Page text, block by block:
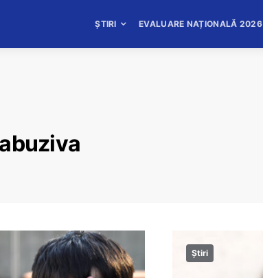
ȘTIRI EVALUARE NAȚIONALĂ 2026
Știri